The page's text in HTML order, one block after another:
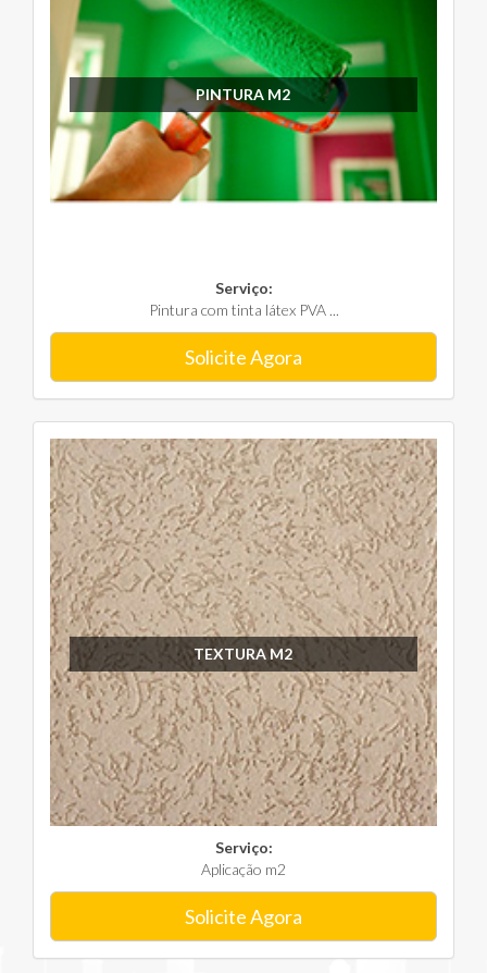
PINTURA M2
Serviço:
Pintura com tinta látex PVA ...
Solicite Agora
TEXTURA M2
Serviço:
Aplicação m2
Solicite Agora